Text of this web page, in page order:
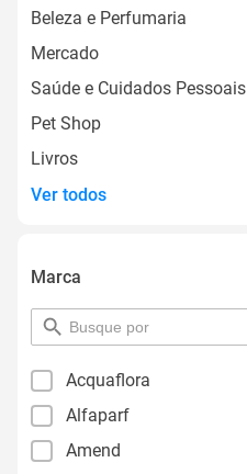
Beleza e Perfumaria
Mercado
Saúde e Cuidados Pessoais
Pet Shop
Livros
Ver todos
Marca
pesquisar
por
Acquaflora
Alfaparf
Amend